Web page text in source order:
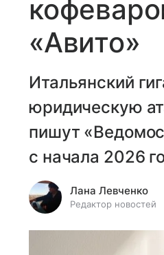
«Авито»
Итальянский
юридическую
пишут
с начала 2026
Лана Левченко
Редактор новостей